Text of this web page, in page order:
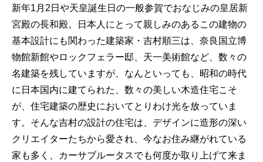
新年1月2日や天皇誕生日の一般参賀でおなじみの皇居新
宮殿の長和殿。日本人にとって親しみのあるこの建物の
基本設計にも関わった建築家・吉村順三は、奈良国立博
物館新館やロックフェラー邸、天一美術館など、数々の
名建築を残していますが、なんといっても、昭和の時代
に日本国内に建てられた、数々の美しい木造住宅こそ
が、住宅建築の歴史においてとりわけ光を放っていま
す。そんな吉村の設計の住宅は、デザインに造形の深い
クリエイターたちから愛され、今なお住み継がれている
家も多く、カーサブルータスでも何度か取り上げて来ま